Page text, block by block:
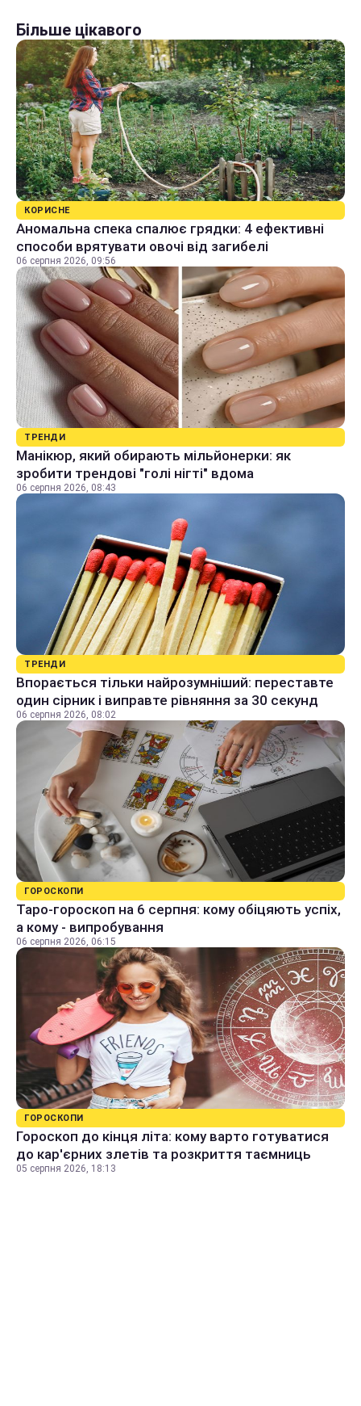
Більше цікавого
КОРИСНЕ
Аномальна спека спалює грядки: 4 ефективні
способи врятувати овочі від загибелі
06 серпня 2026, 09:56
ТРЕНДИ
Манікюр, який обирають мільйонерки: як
зробити трендові "голі нігті" вдома
06 серпня 2026, 08:43
ТРЕНДИ
Впорається тільки найрозумніший: переставте
один сірник і виправте рівняння за 30 секунд
06 серпня 2026, 08:02
ГОРОСКОПИ
Таро-гороскоп на 6 серпня: кому обіцяють успіх,
а кому - випробування
06 серпня 2026, 06:15
ГОРОСКОПИ
Гороскоп до кінця літа: кому варто готуватися
до кар'єрних злетів та розкриття таємниць
05 серпня 2026, 18:13